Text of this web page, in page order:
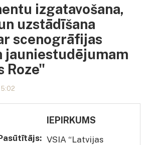
izgatavošana,
uzstādīšana
scenogrāfijas
jauniestudējumam
Roze"
IEPIRKUMS
VSIA “Latvijas